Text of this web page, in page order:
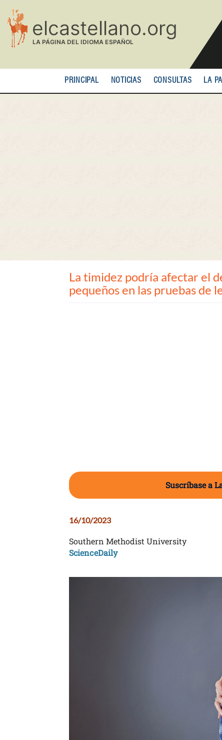
contenido
principal
PRINCIPAL NOTICIAS CONSULTAS LA
La timidez podría afectar el
pequeños en las pruebas de
Suscríbase a
16/10/2023
Southern Methodist University
ScienceDaily